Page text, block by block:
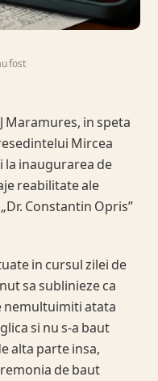
fost
Maramures, in speta
Mircea
la inaugurarea de
reabilitate ale
Constantin Opris”
in cursul zilei de
sa sublinieze ca
nemultuimiti atata
si nu s-a baut
alta parte insa,
de baut